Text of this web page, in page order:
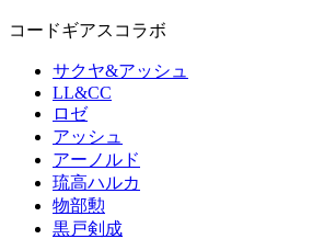
コードギアスコラボ
サクヤ&アッシュ
LL&CC
ロゼ
アッシュ
アーノルド
琉高ハルカ
物部勲
黒戸剣成